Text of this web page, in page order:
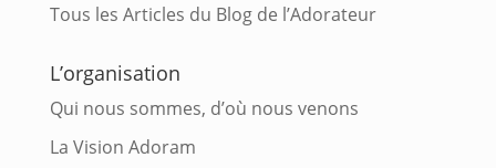
Tous les Articles du Blog de l’Adorateur
L’organisation
Qui nous sommes, d’où nous venons
La Vision Adoram